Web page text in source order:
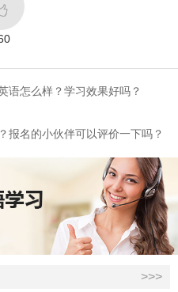
语怎么样？学习效果好吗？
报名的小伙伴可以评价一下吗？
>>>